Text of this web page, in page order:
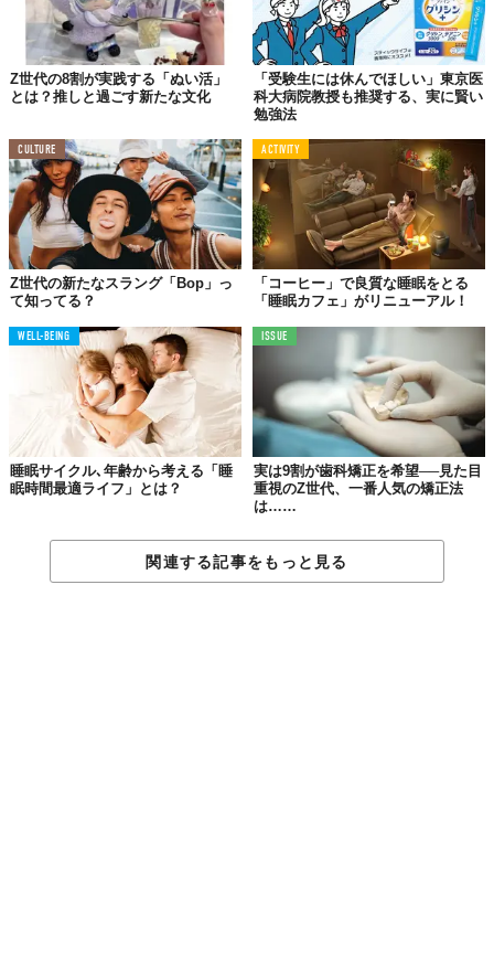
Z世代の8割が実践する「ぬい活」
とは？推しと過ごす新たな文化
「受験生には休んでほしい」東京医
科大病院教授も推奨する、実に賢い
勉強法
CULTURE
Z世代の新たなスラング「Bop」っ
て知ってる？
ACTIVITY
「コーヒー」で良質な睡眠をとる
「睡眠カフェ」がリニューアル！
WELL-BEING
睡眠サイクル､年齢から考える「睡
眠時間最適ライフ」とは？
ISSUE
実は9割が歯科矯正を希望──見た目
重視のZ世代、一番人気の矯正法
は……
関連する記事をもっと見る